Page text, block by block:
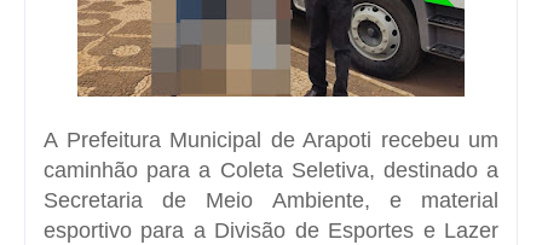
A Prefeitura Municipal de Arapoti recebeu um
caminhão para a Coleta Seletiva, destinado a
Secretaria de Meio Ambiente, e material
esportivo para a Divisão de Esportes e Lazer